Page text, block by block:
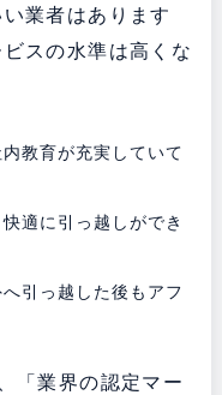
業者はあります
スの水準は高くな
教育が充実していて
適に引っ越しができ
引っ越した後もアフ
「業界の認定マー